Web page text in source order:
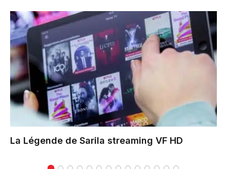
La Légende de Sarila streaming VF HD